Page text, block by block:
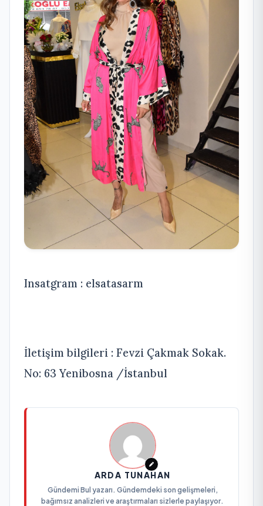
Insatgram : elsatasarm
İletişim bilgileri : Fevzi Çakmak Sokak.
No: 63 Yenibosna /İstanbul
ARDA TUNAHAN
Gündemi Bul yazarı. Gündemdeki son gelişmeleri,
bağımsız analizleri ve araştırmaları sizlerle paylaşıyor.